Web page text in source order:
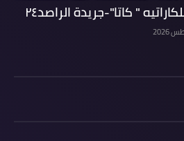
" كاتا"-جريدة الراصد٢٤